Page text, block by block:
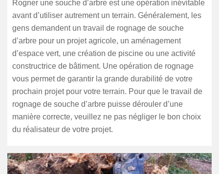
Rogner une souche d’arbre est une opération inévitable
avant d’utiliser autrement un terrain. Généralement, les
gens demandent un travail de rognage de souche
d’arbre pour un projet agricole, un aménagement
d’espace vert, une création de piscine ou une activité
constructrice de bâtiment. Une opération de rognage
vous permet de garantir la grande durabilité de votre
prochain projet pour votre terrain. Pour que le travail de
rognage de souche d’arbre puisse dérouler d’une
manière correcte, veuillez ne pas négliger le bon choix
du réalisateur de votre projet.